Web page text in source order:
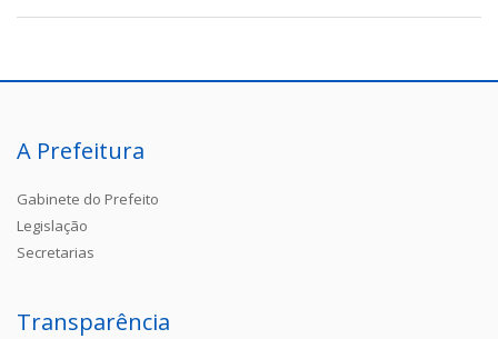
A Prefeitura
Gabinete do Prefeito
Legislação
Secretarias
Transparência